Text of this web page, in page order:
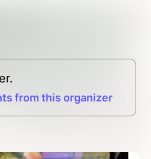
from this organizer